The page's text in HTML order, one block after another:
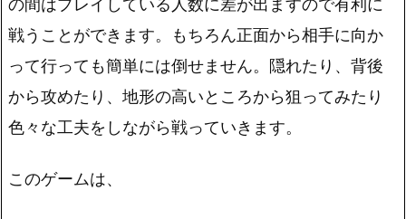
の間はプレイしている人数に差が出ますので有利に
戦うことができます。もちろん正面から相手に向か
って行っても簡単には倒せません。隠れたり、背後
から攻めたり、地形の高いところから狙ってみたり
色々な工夫をしながら戦っていきます。
このゲームは、